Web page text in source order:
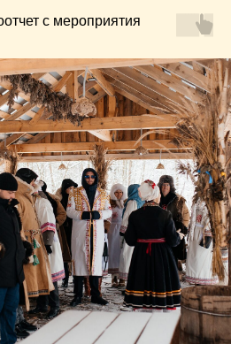
с мероприятия